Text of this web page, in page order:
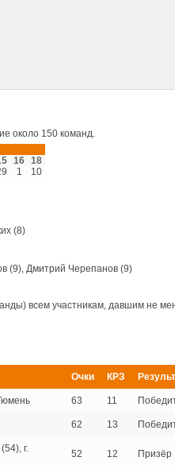
около 150 команд.
16 18
1
10
(8)
(9), Дмитрий Черепанов (9)
всем участникам, давшим не
Очки КРЗ
63 11
62 13
г.
52 12 Призёр